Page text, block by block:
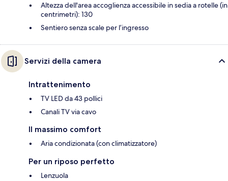
Altezza dell'area accoglienza accessibile in sedia a rotelle (in
centrimetri): 130
Sentiero senza scale per l’ingresso
Servizi della camera
Intrattenimento
TV LED da 43 pollici
Canali TV via cavo
Il massimo comfort
Aria condizionata (con climatizzatore)
Per un riposo perfetto
Lenzuola